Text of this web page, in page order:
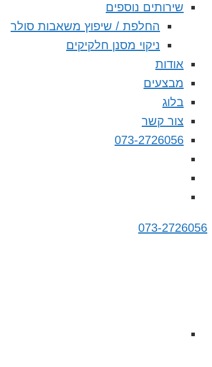
שירותים נוספים
החלפת / שיפוץ משאבות סולר
ניקוי מסנן חלקיקים
אודות
מבצעים
בלוג
צור קשר
073-2726056
073-2726056